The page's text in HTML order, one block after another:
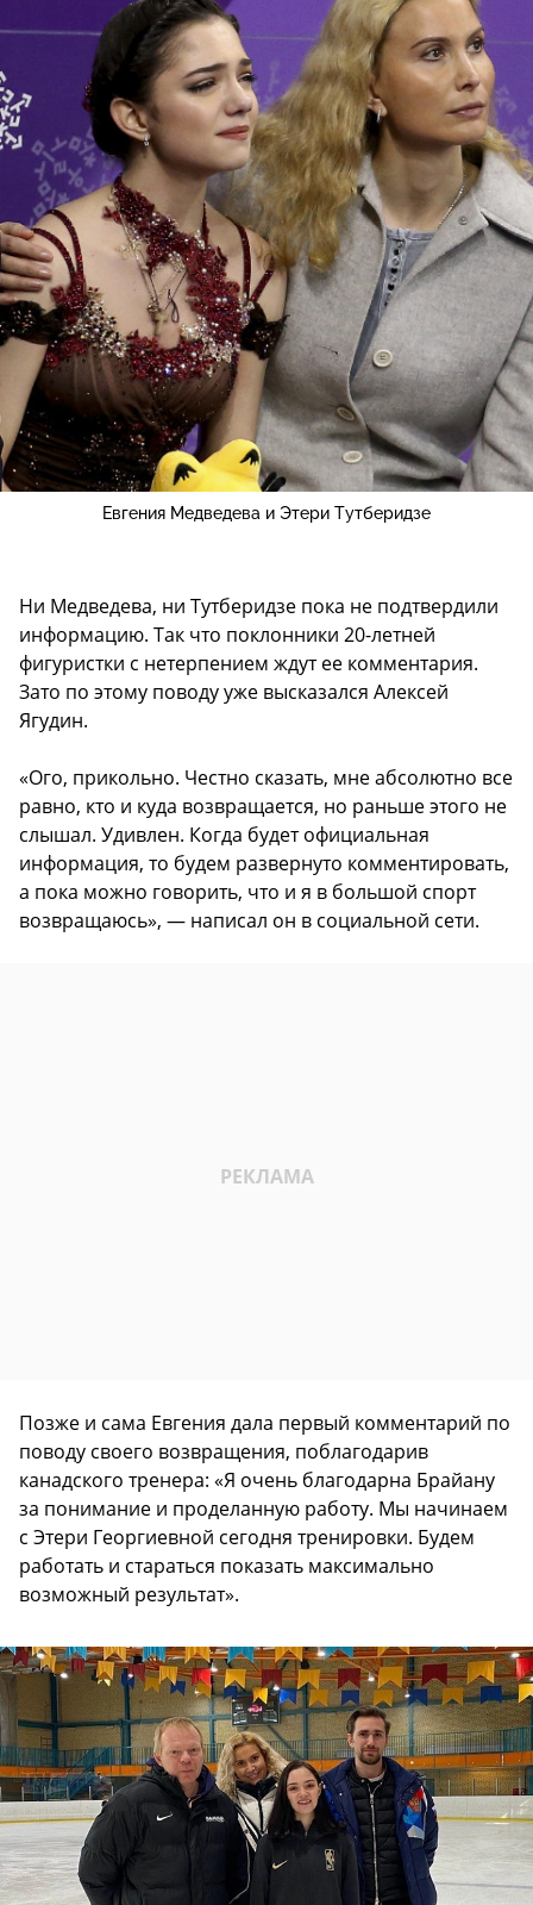
Евгения Медведева и Этери Тутберидзе
Ни Медведева, ни Тутберидзе пока не подтвердили
информацию. Так что поклонники 20-летней
фигуристки с нетерпением ждут ее комментария.
Зато по этому поводу уже высказался Алексей
Ягудин.
«Ого, прикольно. Честно сказать, мне абсолютно все
равно, кто и куда возвращается, но раньше этого не
слышал. Удивлен. Когда будет официальная
информация, то будем развернуто комментировать,
а пока можно говорить, что и я в большой спорт
возвращаюсь», — написал он в социальной сети.
Позже и сама Евгения дала первый комментарий по
поводу своего возвращения, поблагодарив
канадского тренера: «Я очень благодарна Брайану
за понимание и проделанную работу. Мы начинаем
с Этери Георгиевной сегодня тренировки. Будем
работать и стараться показать максимально
возможный результат».